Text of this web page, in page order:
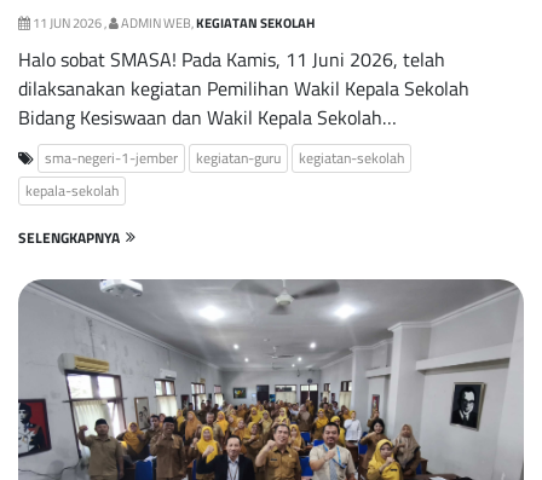
11 JUN 2026 , ADMIN WEB,KEGIATAN SEKOLAH
Halo sobat SMASA! Pada Kamis, 11 Juni 2026, telah
dilaksanakan kegiatan Pemilihan Wakil Kepala Sekolah
Bidang Kesiswaan dan Wakil Kepala Sekolah…
sma-negeri-1-jember kegiatan-guru
kegiatan-sekolah
kepala-sekolah
SELENGKAPNYA